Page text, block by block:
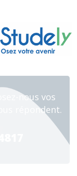
nous vos
répondent.